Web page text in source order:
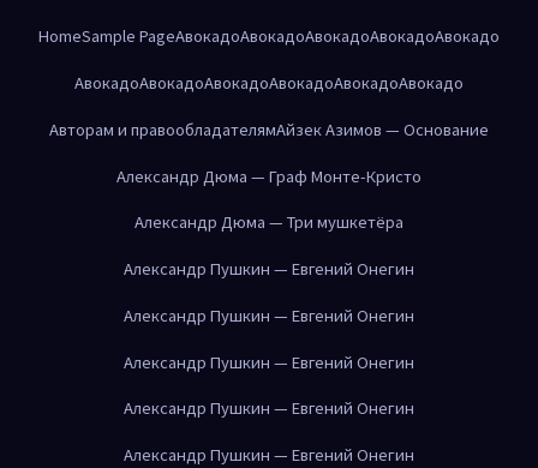
HomeSample PageАвокадоАвокадоАвокадоАвокадоАвокадо
АвокадоАвокадоАвокадоАвокадоАвокадоАвокадо
Авторам и правообладателямАйзек Азимов — Основание
Александр Дюма — Граф Монте-Кристо
Александр Дюма — Три мушкетёра
Александр Пушкин — Евгений Онегин
Александр Пушкин — Евгений Онегин
Александр Пушкин — Евгений Онегин
Александр Пушкин — Евгений Онегин
Александр Пушкин — Евгений Онегин